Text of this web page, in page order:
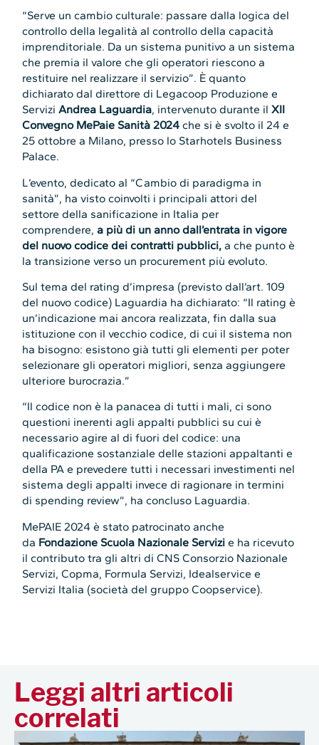
“Serve un cambio culturale: passare dalla logica del
controllo della legalità al controllo della capacità
imprenditoriale. Da un sistema punitivo a un sistema
che premia il valore che gli operatori riescono a
restituire nel realizzare il servizio”. È quanto
dichiarato dal direttore di Legacoop Produzione e
ServiziAndrea Laguardia, intervenuto durante ilXII
Convegno MePaie Sanità 2024 che si è svolto il 24 e
25 ottobre a Milano, presso lo Starhotels Business
Palace.
L’evento, dedicato al “Cambio di paradigma in
sanità”, ha visto coinvolti i principali attori del
settore della sanificazione in Italia per
comprendere,a più di un anno dall’entrata in vigore
del nuovo codice dei contratti pubblici, a che punto è
la transizione verso un procurement più evoluto.
Sul tema del rating d’impresa (pre­visto dall’art. 109
del nuovo codice) Laguardia ha dichiarato: “Il rating è
un’indicazione mai ancora realizzata, fin dalla sua
istituzione con il vecchio codice, di cui il sistema non
ha bisogno: esistono già tutti gli elementi per poter
selezionare gli operatori migliori, senza aggiungere
ulteriore burocrazia.”
“Il codice non è la panacea di tutti i mali, ci sono
questioni inerenti agli appalti pubblici su cui è
necessario agire al di fuori del codice: una
qualificazione sostanziale delle stazioni appaltanti e
della PA e prevedere tutti i necessari investimenti nel
sistema degli appalti invece di ragionare in termini
di spending review”, ha concluso Laguardia.
MePAIE 2024 è stato patrocinato anche
da Fondazione Scuola Nazionale Servizi e ha ricevuto
il contributo tra gli altri di CNS Consorzio Nazionale
Servizi, Copma, Formula Servizi, Idealservice e
Servizi Italia (società del gruppo Coopservice).
Leggi altri articoli
correlati